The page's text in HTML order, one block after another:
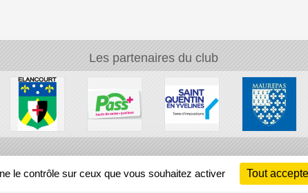
Les partenaires du club
le contrôle sur ceux que vous souhaitez activer Tout